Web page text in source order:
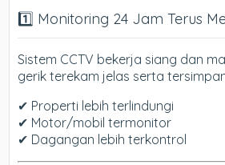
1️⃣ Monitoring 24 Jam Terus
Sistem CCTV bekerja siang dan
gerik terekam jelas serta
✔ Properti lebih terlindungi
✔ Motor/mobil termonitor
✔ Dagangan lebih terkontrol